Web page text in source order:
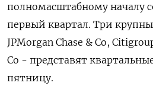
полномасштабному началу
первый квартал. Три
JPMorgan Chase & Co,
Co - представят
пятницу.